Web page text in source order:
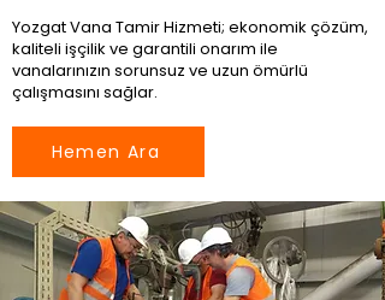
Yozgat Vana Tamir Hizmeti; ekonomik çözüm,
kaliteli işçilik ve garantili onarım ile
vanalarınızın sorunsuz ve uzun ömürlü
çalışmasını sağlar.
Hemen Ara